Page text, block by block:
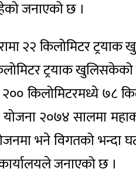
जनाएको छ ।
२२ किलोमिटर ट्रयाक
ट्रयाक खुलिसकेको
२०० किलोमिटरमध्ये ७८
२०७४ सालमा
भने विगतको
जनाएको छ ।